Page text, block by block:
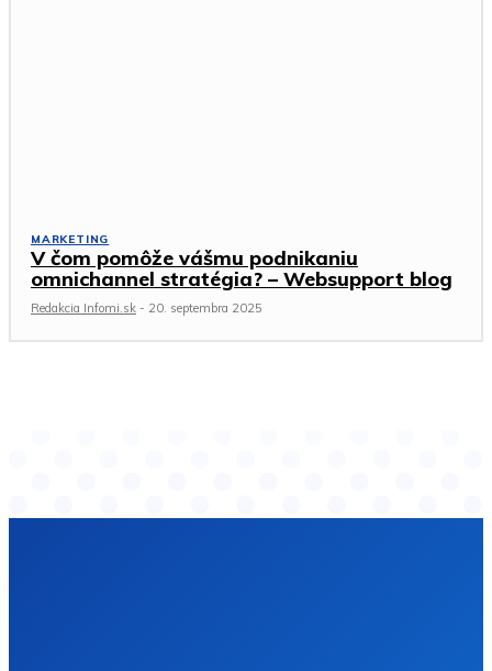
MARKETING
V čom pomôže vášmu podnikaniu
omnichannel stratégia? – Websupport blog
Redakcia Infomi.sk - 20. septembra 2025